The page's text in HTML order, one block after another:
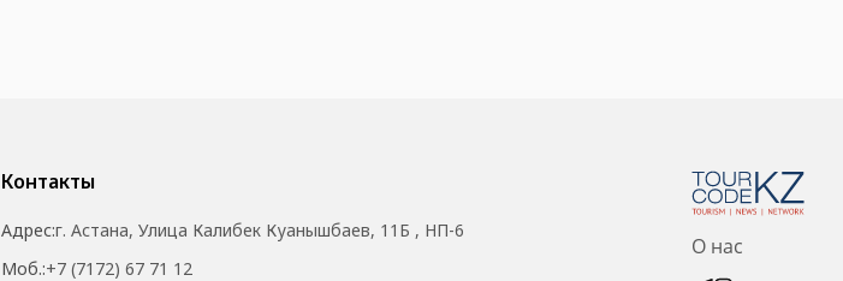
Контакты
Адрес:г. Астана, Улица Калибек Куанышбаев, 11Б , НП-6
Моб.:+7 (7172) 67 71 12
О нас